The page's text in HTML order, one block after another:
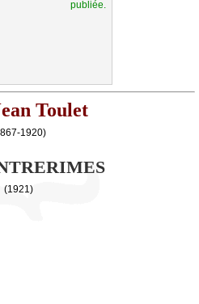
publiée.
Toulet
1920)
(1921)